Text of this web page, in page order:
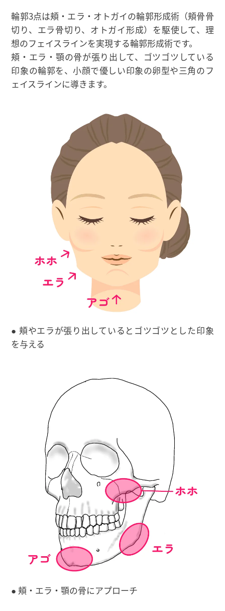
輪郭3点は頬・エラ・オトガイの輪郭形成術（頬骨骨
切り、エラ骨切り、オトガイ形成）を駆使して、理
想のフェイスラインを実現する輪郭形成術です。
頬・エラ・顎の骨が張り出して、ゴツゴツしている
印象の輪郭を、小顔で優しい印象の卵型や三角のフ
ェイスラインに導きます。
● 頬やエラが張り出しているとゴツゴツとした印象
を与える
● 頬・エラ・顎の骨にアプローチ